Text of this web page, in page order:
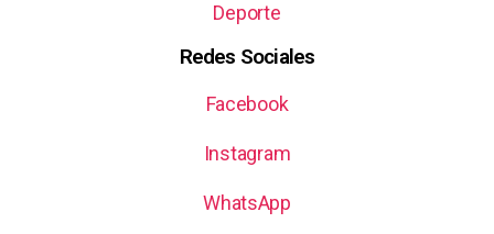
Deporte
Redes Sociales
Facebook
Instagram
WhatsApp